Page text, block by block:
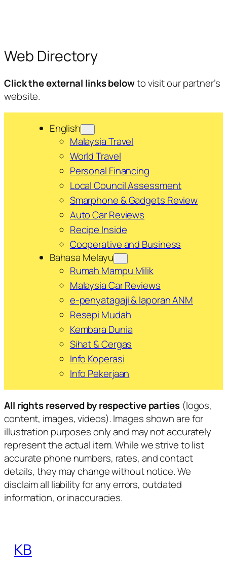
Web Directory
Click the external links belowto visit our partner’s
website.
English
Malaysia Travel
World Travel
Personal Financing
Local Council Assessment
Smarphone & Gadgets Review
Auto Car Reviews
Recipe Inside
Cooperative and Business
Bahasa Melayu
Rumah Mampu Milik
Malaysia Car Reviews
e-penyatagaji & laporan ANM
Resepi Mudah
Kembara Dunia
Sihat & Cergas
Info Koperasi
Info Pekerjaan
All rights reserved by respective parties(logos,
content, images, videos). Images shown are for
illustration purposes only and may not accurately
represent the actual item. While we strive to list
accurate phone numbers, rates, and contact
details, they may change without notice. We
disclaim all liability for any errors, outdated
information, or inaccuracies.
KB